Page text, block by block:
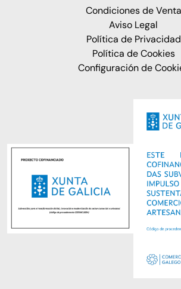
Condiciones de Venta
Aviso Legal
Política de Privacidad
Política de Cookies
Configuración de